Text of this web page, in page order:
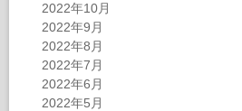
2022年10月
2022年9月
2022年8月
2022年7月
2022年6月
2022年5月